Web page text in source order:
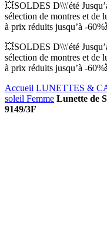
💥SOLDES D\\\'été
sélection de montres et de
à prix réduits jusqu’à -
💥SOLDES D\\\'été
sélection de montres et de
à prix réduits jusqu’à -
Accueil LUNETTES &
soleil Femme Lunette de
9149/3F